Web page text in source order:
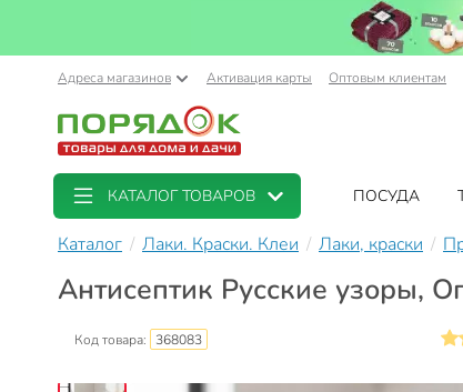
Адреса магазинов Активация карты Оптовым клиентам
КАТАЛОГ ТОВАРОВ ПОСУДА
Каталог Лаки. Краски. Клеи Лаки, краски
Антисептик Русские узоры,
Код товара: 368083